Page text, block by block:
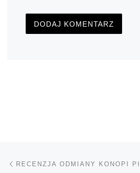
Nawigacja wpisu